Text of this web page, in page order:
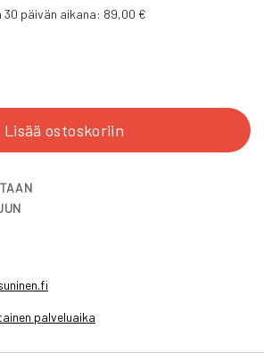
30 päivän aikana: 89,00 €
Lisää ostoskoriin
palveluaika